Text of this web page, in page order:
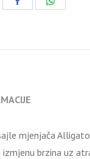
mjenjača
brzina uz